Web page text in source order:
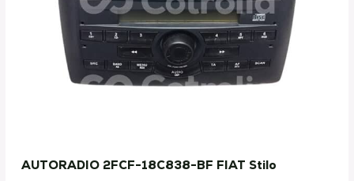
AUTORADIO 2FCF-18C838-BF FIAT Stilo